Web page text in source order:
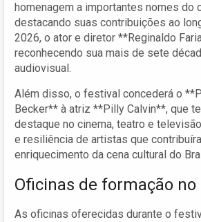
homenagem a importantes nomes do
destacando suas contribuições ao
2026, o ator e diretor **Reginaldo
reconhecendo sua mais de sete
audiovisual.
Além disso, o festival concederá o
Becker** à atriz **Pilly Calvin**, que
destaque no cinema, teatro e
e resiliência de artistas que
enriquecimento da cena cultural do
Oficinas de formação no
As oficinas oferecidas durante o